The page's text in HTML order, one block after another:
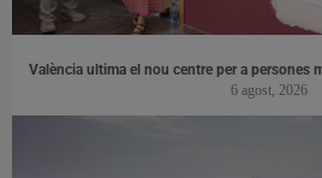
València ultima el nou centre per a persones
6 agost, 2026